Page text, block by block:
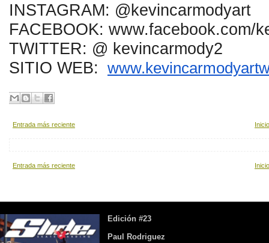
INSTAGRAM: @kevincarmodyart
FACEBOOK: www.facebook.com/
TWITTER: @ kevincarmody2
SITIO WEB:
Entrada más reciente Inicio
Entrada más reciente Inicio
Edición #23
Paul Rodriguez